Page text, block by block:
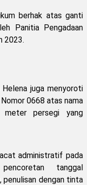
berhak atas ganti
Panitia Pengadaan
2023.
juga menyoroti
0668 atas nama
persegi yang
administratif pada
tanggal
penulisan dengan tinta